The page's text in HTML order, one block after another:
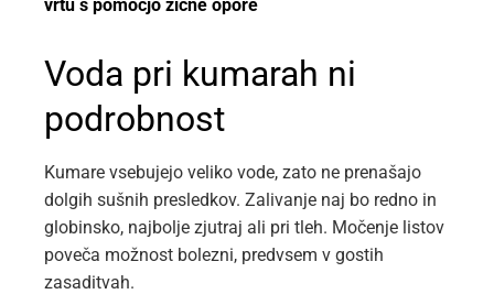
vrtu s pomočjo žične opore
Voda pri kumarah ni
podrobnost
Kumare vsebujejo veliko vode, zato ne prenašajo
dolgih sušnih presledkov. Zalivanje naj bo redno in
globinsko, najbolje zjutraj ali pri tleh. Močenje listov
poveča možnost bolezni, predvsem v gostih
zasaditvah.